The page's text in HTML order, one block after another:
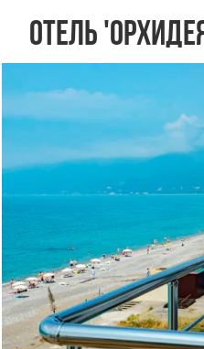
ОТЕЛЬ